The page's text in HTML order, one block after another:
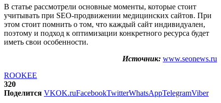
В статье рассмотрели основные моменты, которые стоит
учитывать при SEO-продвижении медицинских сайтов. При
этом стоит помнить о том, что каждый сайт индивидуален,
поэтому и подход к оптимизации конкретного ресурса будет
иметь свои особенности.
Источник: www.seonews.ru
ROOKEE
320
Поделится VKOK.ruFacebookTwitterWhatsAppTelegramViber